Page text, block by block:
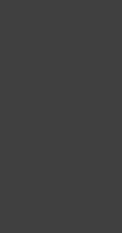
4 gestes à
des premières
un entretien ciblé,
Quelques gestes